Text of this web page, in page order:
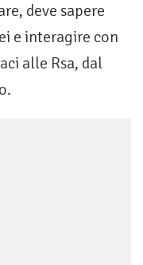
deve sapere
e interagire con
alle Rsa, dal